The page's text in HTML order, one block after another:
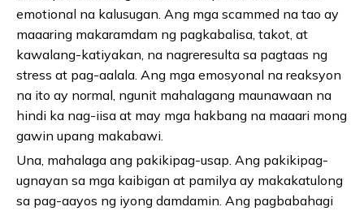
emotional na kalusugan. Ang mga scammed na tao ay
maaaring makaramdam ng pagkabalisa, takot, at
kawalang-katiyakan, na nagreresulta sa pagtaas ng
stress at pag-aalala. Ang mga emosyonal na reaksyon
na ito ay normal, ngunit mahalagang maunawaan na
hindi ka nag-iisa at may mga hakbang na maaari mong
gawin upang makabawi.
Una, mahalaga ang pakikipag-usap. Ang pakikipag-
ugnayan sa mga kaibigan at pamilya ay makakatulong
sa pag-aayos ng iyong damdamin. Ang pagbabahagi